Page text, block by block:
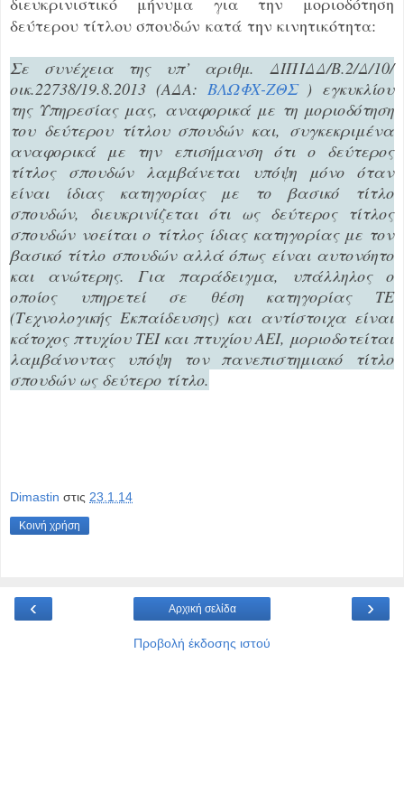
δεύτερου τίτλου σπουδών κατά την κινητικότητα:
Σε συνέχεια της υπ’ αριθμ. ΔΙΠΙΔΔ/Β.2/Δ/10/
οικ.22738/19.8.2013 (ΑΔΑ: ΒΛΩΦΧ-ΖΘΣ) εγκυκλίου
της Υπηρεσίας μας, αναφορικά με τη μοριοδότηση
του δεύτερου τίτλου σπουδών και, συγκεκριμένα
αναφορικά με την επισήμανση ότι ο δεύτερος
τίτλος σπουδών λαμβάνεται υπόψη μόνο όταν
είναι ίδιας κατηγορίας με το βασικό τίτλο
σπουδών, διευκρινίζεται ότι ως δεύτερος τίτλος
σπουδών νοείται ο τίτλος ίδιας κατηγορίας με τον
βασικό τίτλο σπουδών αλλά όπως είναι αυτονόητο
και ανώτερης. Για παράδειγμα, υπάλληλος ο
οποίος υπηρετεί σε θέση κατηγορίας ΤΕ
(Τεχνολογικής Εκπαίδευσης) και αντίστοιχα είναι
κάτοχος πτυχίου ΤΕΙ και πτυχίου ΑΕΙ, μοριοδοτείται
λαμβάνοντας υπόψη τον πανεπιστημιακό τίτλο
σπουδών ως δεύτερο τίτλο.
Dimastin στις 23.1.14
Κοινή χρήση
‹ ›
Αρχική σελίδα
Προβολή έκδοσης ιστού